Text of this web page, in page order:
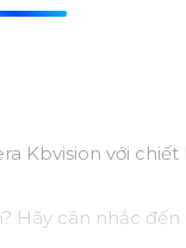
Kbvision với
cân nhắc